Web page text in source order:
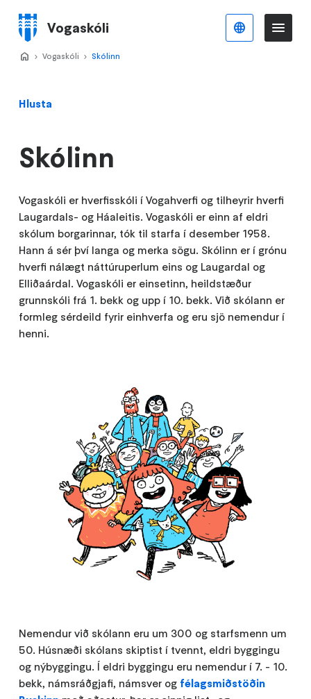
meginefni
Vogaskóli
Valmynd
Hlusta
Skólinn
Vogaskóli er hverfisskóli í Vogahverfi og tilheyrir hverfi
Laugardals- og Háaleitis. Vogaskóli er einn af eldri
skólum borgarinnar, tók til starfa í desember 1958.
Hann á sér því langa og merka sögu. Skólinn er í grónu
hverfi nálægt náttúruperlum eins og Laugardal og
Elliðaárdal. Vogaskóli er einsetinn, heildstæður
grunnskóli frá 1. bekk og upp í 10. bekk. Við skólann er
formleg sérdeild fyrir einhverfa og eru sjö nemendur í
henni.
Nemendur við skólann eru um 300 og starfsmenn um
50. Húsnæði skólans skiptist í tvennt, eldri byggingu
og nýbyggingu. Í eldri byggingu eru nemendur í 7. - 10.
bekk, námsráðgjafi, námsver og félagsmiðstöðin
Home
>
Vogaskóli >
Skólinn
Íslenska